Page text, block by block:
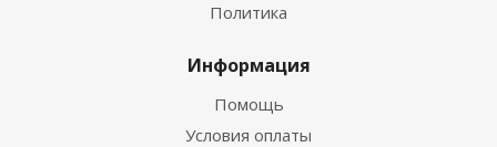
Политика
Информация
Помощь
Условия оплаты